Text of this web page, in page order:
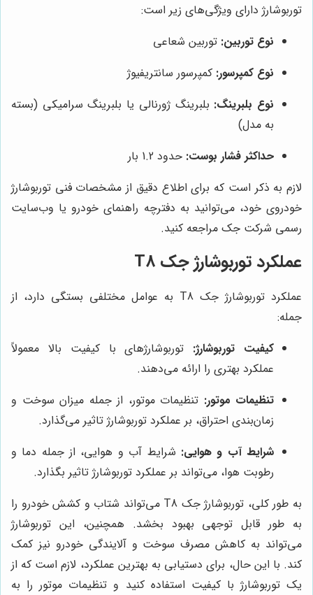
توربوشارژ دارای ویژگی‌های زیر است:
نوع توربین: توربین شعاعی
نوع کمپرسور: کمپرسور سانتریفیوژ
نوع بلبرینگ: بلبرینگ ژورنالی یا بلبرینگ سرامیکی (بسته
به مدل)
حداکثر فشار بوست: حدود 1.2 بار
لازم به ذکر است که برای اطلاع دقیق از مشخصات فنی توربوشارژ
خودروی خود، می‌توانید به دفترچه راهنمای خودرو یا وب‌سایت
رسمی شرکت جک مراجعه کنید.
عملکرد توربوشارژ جک T8
عملکرد توربوشارژ جک T8 به عوامل مختلفی بستگی دارد، از
جمله:
کیفیت توربوشارژ: توربوشارژهای با کیفیت بالا معمولاً
عملکرد بهتری را ارائه می‌دهند.
تنظیمات موتور: تنظیمات موتور، از جمله میزان سوخت و
زمان‌بندی احتراق، بر عملکرد توربوشارژ تاثیر می‌گذارد.
شرایط آب و هوایی: شرایط آب و هوایی، از جمله دما و
رطوبت هوا، می‌تواند بر عملکرد توربوشارژ تاثیر بگذارد.
به طور کلی، توربوشارژ جک T8 می‌تواند شتاب و کشش خودرو را
به طور قابل توجهی بهبود بخشد. همچنین، این توربوشارژ
می‌تواند به کاهش مصرف سوخت و آلایندگی خودرو نیز کمک
کند. با این حال، برای دستیابی به بهترین عملکرد، لازم است که از
یک توربوشارژ با کیفیت استفاده کنید و تنظیمات موتور را به